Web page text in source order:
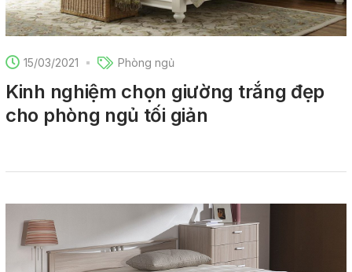
15/03/2021 Phòng ngủ
Kinh nghiệm chọn giường trắng đẹp
cho phòng ngủ tối giản